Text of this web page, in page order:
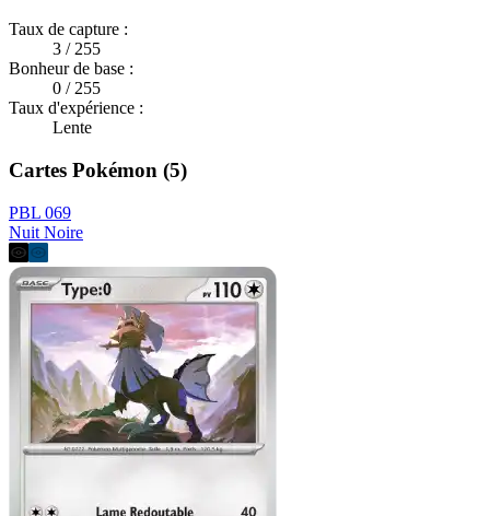
Taux de capture :
3 / 255
Bonheur de base :
0 / 255
Taux d'expérience :
Lente
Cartes Pokémon (5)
PBL 069
Nuit Noire